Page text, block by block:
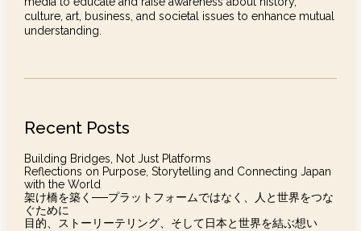
culture, art, business, and societal issues to enhance mutual
understanding.
Recent Posts
Building Bridges, Not Just Platforms
Reflections on Purpose, Storytelling and Connecting Japan
with the World
架け橋を築く──プラットフォームではなく、人と世界をつな
ぐために
目的、ストーリーテリング、そして日本と世界を結ぶ想い